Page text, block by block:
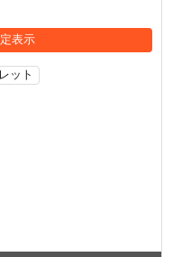
表示
ット